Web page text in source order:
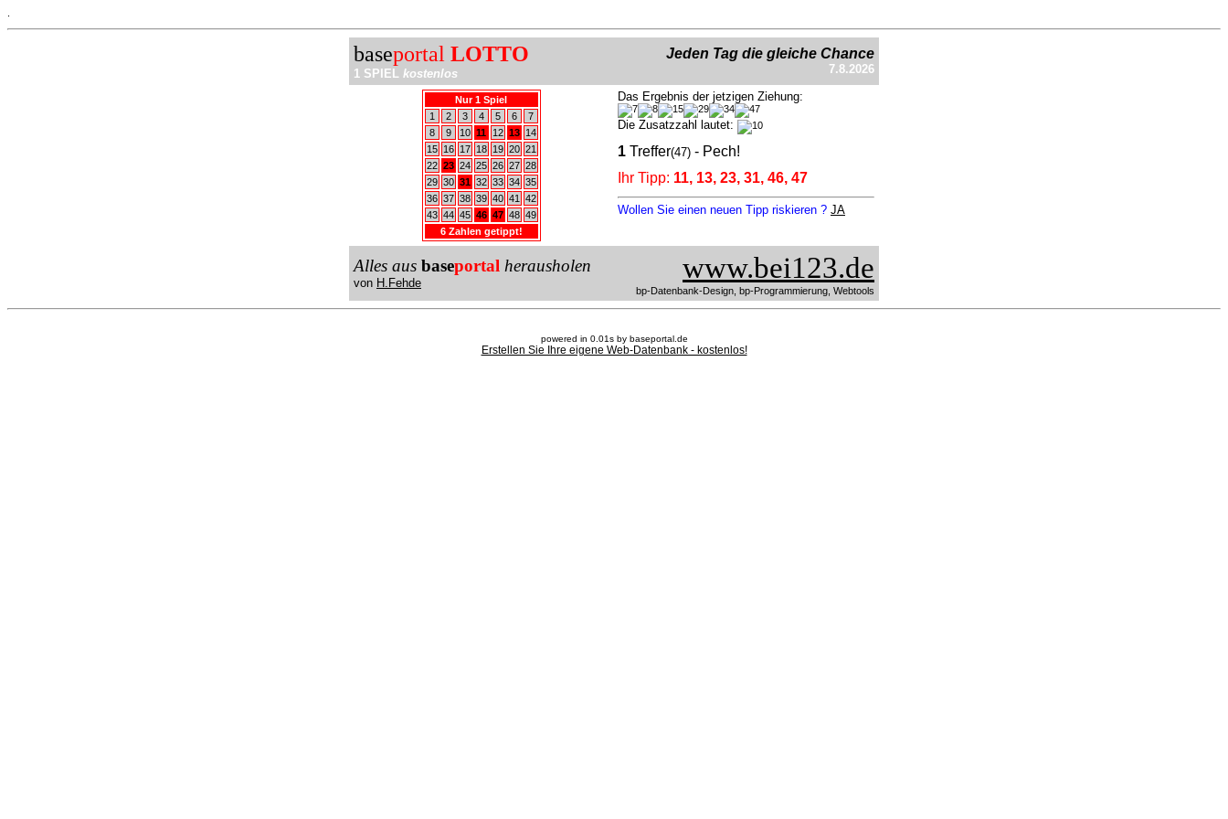
baseportal LOTTO
1 SPIEL kostenlos
Jeden Tag die gleiche Chance
7.8.2026
Nur 1 Spiel
1
2 3 4 5 6
7
8
9 10 11 12 13
14
15
16 17 18 19 20 21
22 23 24 25 26 27 28
29 30 31 32 33 34 35
36 37 38 39 40 41
42
43 44 45 46 47 48 49
6 Zahlen getippt!
Das Ergebnis der jetzigen Ziehung:
Die Zusatzzahl lautet:
1 Treffer(47) - Pech!
Ihr Tipp: 11, 13, 23, 31, 46, 47
Wollen Sie einen neuen Tipp riskieren ? JA
Alles aus baseportal herausholen
von H.Fehde www.bei123.de
bp-Datenbank-Design, bp-Programmierung, Webtools
powered in 0.01s by baseportal.de
Erstellen Sie Ihre eigene Web-Datenbank - kostenlos!